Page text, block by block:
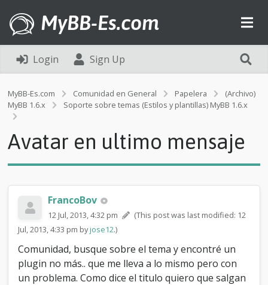
MyBB-Es.com
Login Sign Up
MyBB-Es.com Comunidad en General Papelera
(Archivo)
MyBB 1.6.x
Soporte sobre temas (Estilos y plantillas) MyBB 1.6.x
a
t
a
e
u
t
m
o
m
Avatar en ultimo mensaje
FrancoBov
12 Jul, 2013, 4:32 pm
(This post was last modified: 12
Jul, 2013, 4:33 pm byjose12.)
Comunidad, busque sobre el tema y encontré un
plugin no más.. que me lleva a lo mismo pero con
un problema. Como dice el titulo quiero que salgan